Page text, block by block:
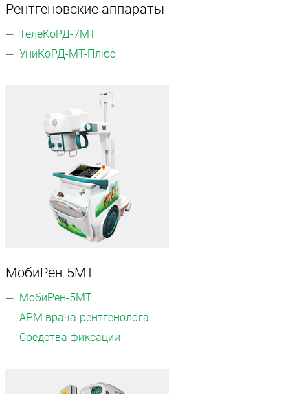
Рентгеновские аппараты
ТелеКоРД-7МТ
УниКоРД-МТ-Плюс
МобиРен-5МТ
МобиРен-5МТ
АРМ врача-рентгенолога
Средства фиксации